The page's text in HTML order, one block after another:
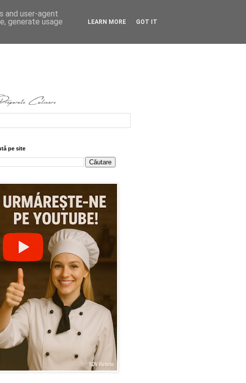
pe site
and user-agent
generate usage
LEARN MORE GOT IT